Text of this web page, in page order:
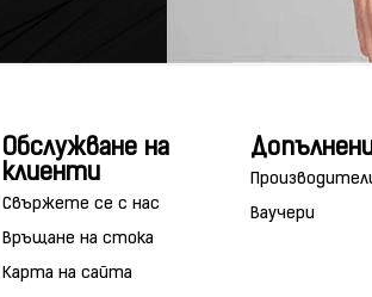
Обслужване на
клиенти
Свържете се с нас
Връщане на стока
Карта на сайта
Ваучери